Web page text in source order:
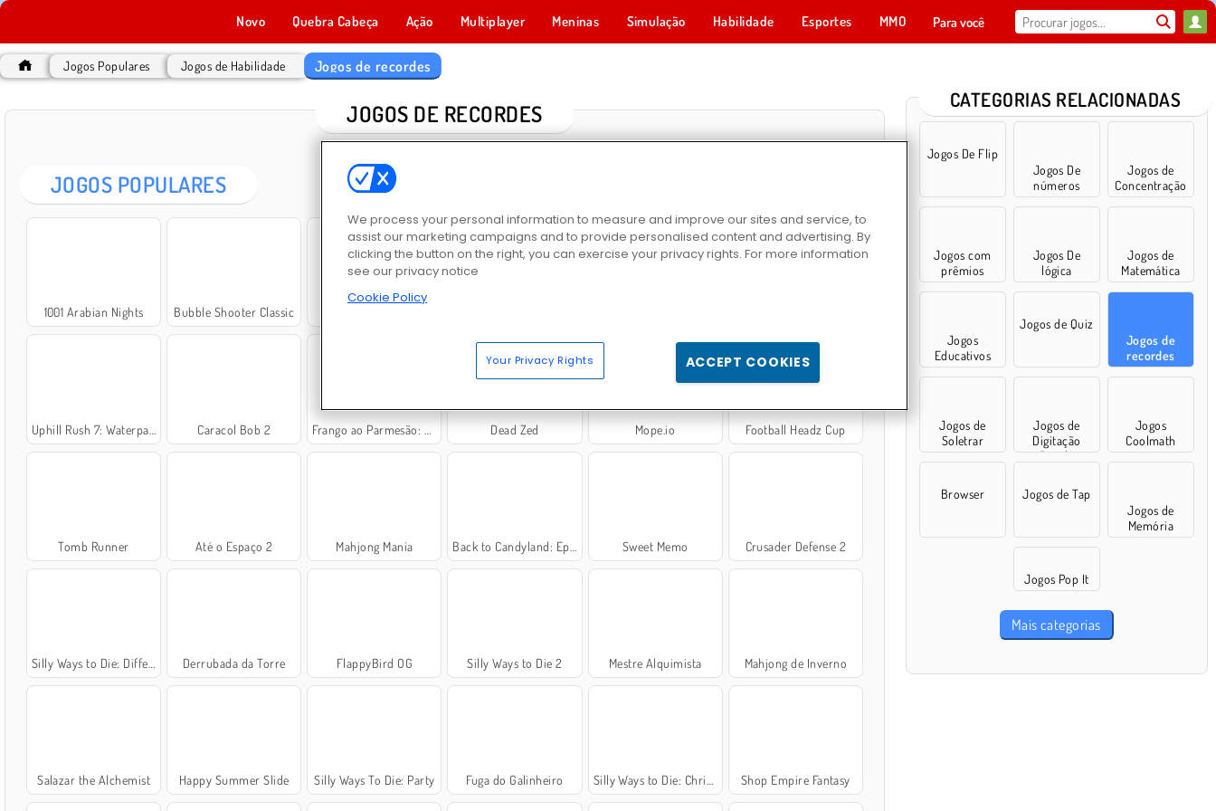
Novo Quebra Cabeça Ação Multiplayer Meninas Simulação Habilidade Esportes MMO Para você
Jogos Populares Jogos de Habilidade Jogos de recordes
JOGOS DE RECORDES
JOGOS POPULARES
1001 Arabian Nights Bubble Shooter Classic
Uphill Rush 7: Waterpark Caracol Bob 2 Frango ao Parmesão: Culinária da Sara Dead Zed Mope.io Football Headz Cup
Tomb Runner Até o Espaço 2 Mahjong Mania Back to Candyland: Episódio 1 Sweet Memo Crusader Defense 2
Silly Ways to Die: Differences Derrubada da Torre FlappyBird OG Silly Ways to Die 2 Mestre Alquimista Mahjong de Inverno
Salazar the Alchemist Happy Summer Slide Silly Ways To Die: Party Fuga do Galinheiro Silly Ways to Die: Christmas Party Shop Empire Fantasy
CATEGORIAS RELACIONADAS
Jogos De Flip
Jogos De
números
Jogos de
Concentração
Jogos com
prêmios
Jogos De
lógica
Jogos de
Matemática
Jogos
Educativos
Jogos de Quiz
Jogos de
recordes
Jogos de
Soletrar
Jogos de
Digitação
Rápida
Jogos
Coolmath
Browser
Jogos de Tap
Jogos de
Memória
Jogos Pop It
Mais categorias
We process your personal information to measure and improve our sites and service, to
assist our marketing campaigns and to provide personalised content and advertising. By
clicking the button on the right, you can exercise your privacy rights. For more information
see our privacy notice
Cookie Policy
Your Privacy Rights ACCEPT COOKIES